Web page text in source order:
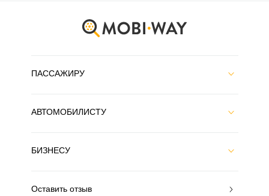
ПАССАЖИРУ
АВТОМОБИЛИСТУ
БИЗНЕСУ
Оставить отзыв